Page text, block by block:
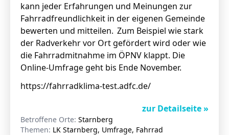
kann jeder Erfahrungen und Meinungen zur
Fahrradfreundlichkeit in der eigenen Gemeinde
bewerten und mitteilen. Zum Beispiel wie stark
der Radverkehr vor Ort gefördert wird oder wie
die Fahrradmitnahme im ÖPNV klappt. Die
Online-Umfrage geht bis Ende November.
https://fahrradklima-test.adfc.de/
zur Detailseite »
Betroffene Orte: Starnberg
Themen: LK Starnberg, Umfrage, Fahrrad